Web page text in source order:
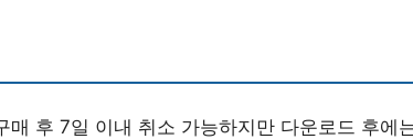
매 후 7일 이내 취소 가능하지만 다운로드 후에